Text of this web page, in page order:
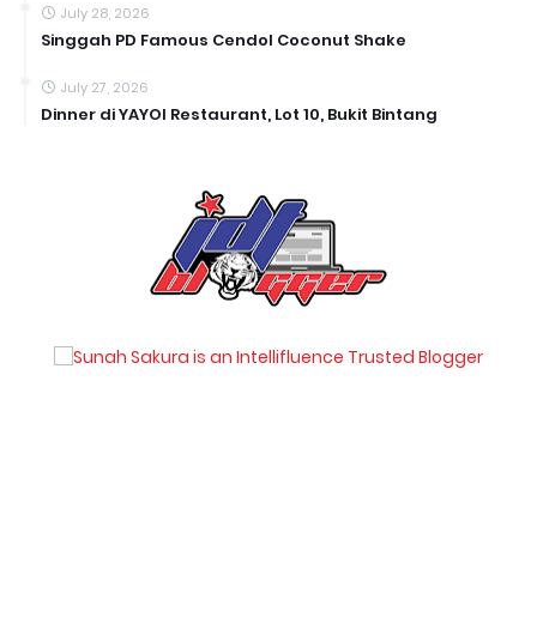
July 28, 2026
Singgah PD Famous Cendol Coconut Shake
July 27, 2026
Dinner di YAYOI Restaurant, Lot 10, Bukit Bintang